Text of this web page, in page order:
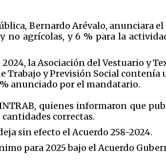
Bernardo Arévalo, anunciara
no agrícolas, y 6 % para la
la Asociación del Vestuario y
Trabajo y Previsión Social contenía
anunciado por el mandatario.
quienes informaron que
correctas.
sin efecto el Acuerdo 258-2024.
para 2025 bajo el Acuerdo